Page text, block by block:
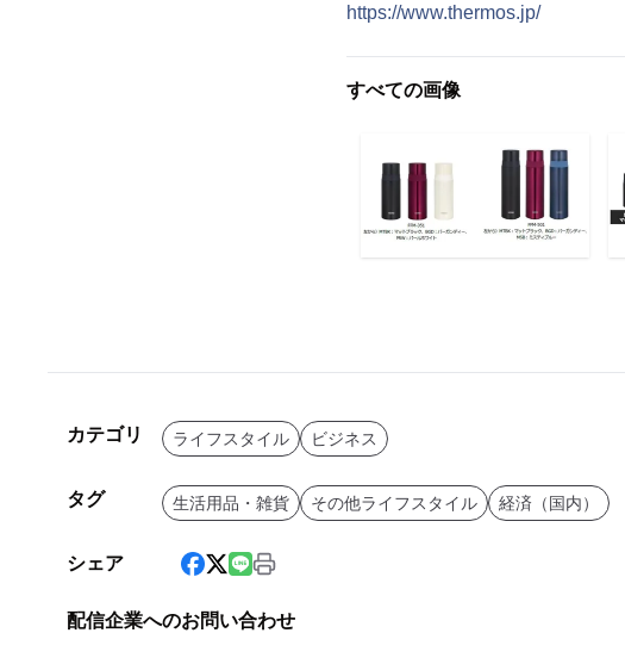
https://www.thermos.jp/
すべての画像
カテゴリ ライフスタイル ビジネス
タグ 生活用品・雑貨 その他ライフスタイル 経済（国内）
シェア
配信企業へのお問い合わせ